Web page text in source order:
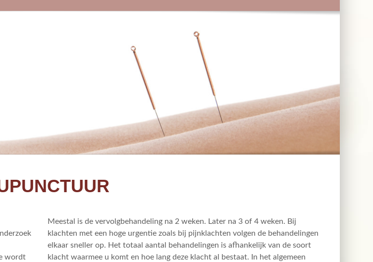
wordt
Meestal is de vervolgbehandeling na 2 weken. Later na 3 of 4 weken. Bij
klachten met een hoge urgentie zoals bij pijnklachten volgen de behandelingen
elkaar sneller op. Het totaal aantal behandelingen is afhankelijk van de soort
klacht waarmee u komt en hoe lang deze klacht al bestaat. In het algemeen